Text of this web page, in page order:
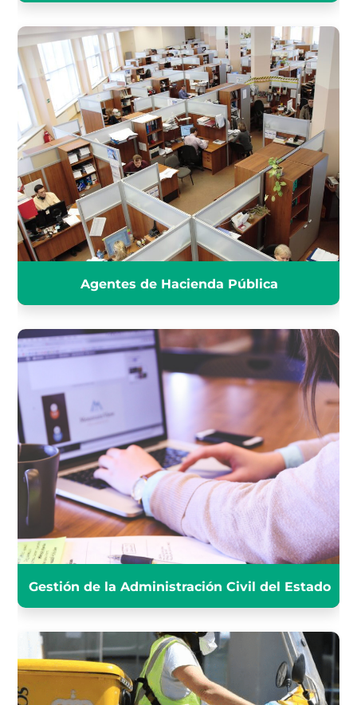
Agentes de Hacienda Pública
AGENTES HACIENDA PÚBLICA
INFÓRMATE
Gestión de la Administración Civil del Estado
GESTIÓN DE LA
ADMINISTRACIÓN CIVIL DEL
ESTADO
INFÓRMATE